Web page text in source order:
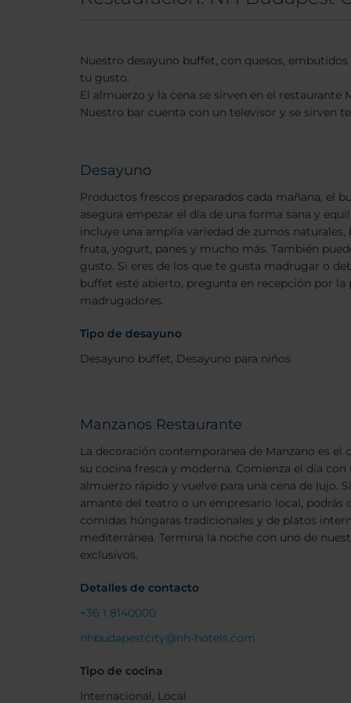
Nuestro desayuno buffet, con quesos,
tu gusto.
El almuerzo y la cena se sirven en el
Nuestro bar cuenta con un televisor y se sirven
Desayuno
Productos frescos preparados cada mañana, el
asegura empezar el día de una forma sana y
incluye una amplia variedad de zumos naturales,
fruta, yogurt, panes y mucho más. También
gusto. Si eres de los que te gusta madrugar o
buffet esté abierto, pregunta en recepción por la
madrugadores.
Tipo de desayuno
Desayuno buffet, Desayuno para niños
Manzanos Restaurante
La decoración contemporánea de Manzano es
su cocina fresca y moderna. Comienza el día
almuerzo rápido y vuelve para una cena de lujo.
amante del teatro o un empresario local, podrás
comidas húngaras tradicionales y de platos
mediterránea. Termina la noche con uno de
exclusivos.
Detalles de contacto
+36 1 8140000
nhbudapestcity@nh-hotels.com
Tipo de cocina
Internacional, Local